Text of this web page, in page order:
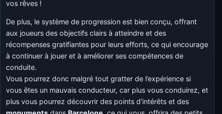
vos rêves !
De plus, le système de progression est bien conçu, offrant
aux joueurs des objectifs clairs à atteindre et des
récompenses gratifiantes pour leurs efforts, ce qui encourage
à continuer à jouer et à améliorer ses compétences de
conduite.
Vous pourrez donc malgré tout gratter de l’expérience si
vous êtes un mauvais conducteur, car plus vous conduirez, et
plus vous pourrez découvrir des points d’intérêts et des